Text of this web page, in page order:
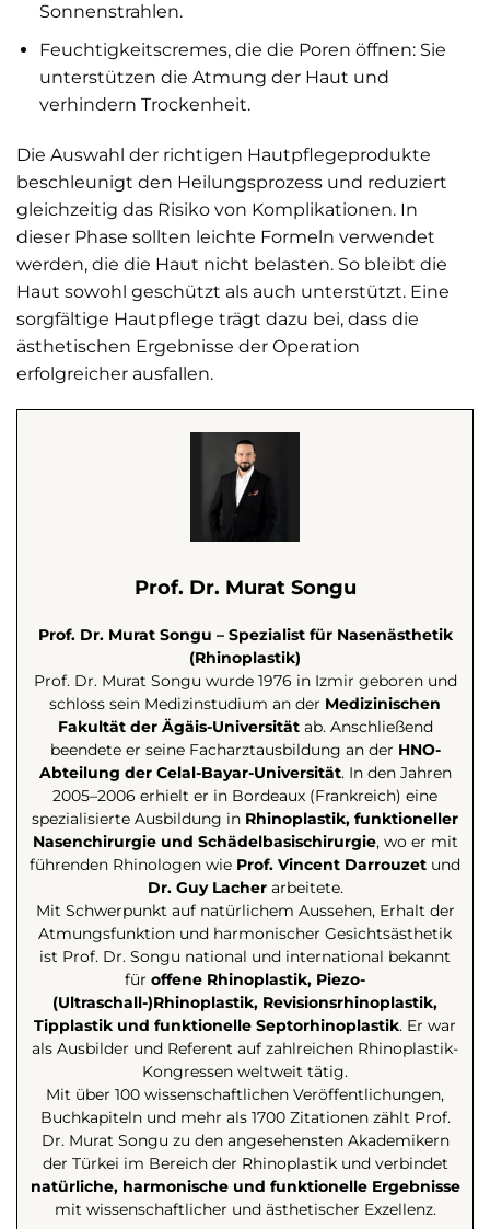
Sonnenstrahlen.
Feuchtigkeitscremes, die die Poren öffnen: Sie
unterstützen die Atmung der Haut und
verhindern Trockenheit.
Die Auswahl der richtigen Hautpflegeprodukte
beschleunigt den Heilungsprozess und reduziert
gleichzeitig das Risiko von Komplikationen. In
dieser Phase sollten leichte Formeln verwendet
werden, die die Haut nicht belasten. So bleibt die
Haut sowohl geschützt als auch unterstützt. Eine
sorgfältige Hautpflege trägt dazu bei, dass die
ästhetischen Ergebnisse der Operation
erfolgreicher ausfallen.
Prof. Dr. Murat Songu
Prof. Dr. Murat Songu – Spezialist für Nasenästhetik
(Rhinoplastik)
Prof. Dr. Murat Songu wurde 1976 in Izmir geboren und
schloss sein Medizinstudium an der Medizinischen
Fakultät der Ägäis-Universitätab. Anschließend
beendete er seine Facharztausbildung an der HNO-
Abteilung der Celal-Bayar-Universität. In den Jahren
2005–2006 erhielt er in Bordeaux (Frankreich) eine
spezialisierte Ausbildung in Rhinoplastik, funktioneller
Nasenchirurgie und Schädelbasischirurgie, wo er mit
führenden Rhinologen wie Prof. Vincent Darrouzet und
Dr. Guy Lacherarbeitete.
Mit Schwerpunkt auf natürlichem Aussehen, Erhalt der
Atmungsfunktion und harmonischer Gesichtsästhetik
ist Prof. Dr. Songu national und international bekannt
für offene Rhinoplastik, Piezo-
(Ultraschall-)Rhinoplastik, Revisionsrhinoplastik,
Tipplastik und funktionelle Septorhinoplastik. Er war
als Ausbilder und Referent auf zahlreichen Rhinoplastik-
Kongressen weltweit tätig.
Mit über 100 wissenschaftlichen Veröffentlichungen,
Buchkapiteln und mehr als 1700 Zitationen zählt Prof.
Dr. Murat Songu zu den angesehensten Akademikern
der Türkei im Bereich der Rhinoplastik und verbindet
natürliche, harmonische und funktionelle Ergebnisse
mit wissenschaftlicher und ästhetischer Exzellenz.